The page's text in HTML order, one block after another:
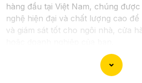
hàng đầu tại Việt Nam, chúng
nghệ hiện đại và chất lượng cao
và giám sát tốt cho ngôi nhà, cửa
Vantech Việt Nam cung cấp các
camera giám sát chất lượng cao
camera HD-TVI, camera AHD,